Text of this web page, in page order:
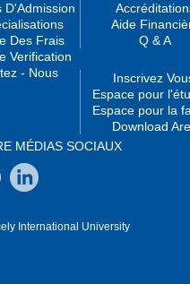
D'Admission
Des Frais
Verification
- Nous
Aide
Q & A
Inscrivez
Espace pour
Espace pour la
Download
MÉDIAS SOCIAUX
International University